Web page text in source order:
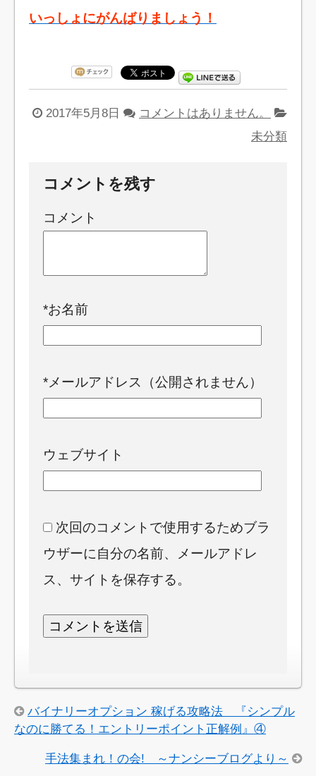
いっしょにがんばりましょう！
2017年5月8日
コメントはありません。
未分類
コメントを残す
コメント
*お名前
*メールアドレス（公開されません）
ウェブサイト
次回のコメントで使用するためブラ
ウザーに自分の名前、メールアドレ
ス、サイトを保存する。
バイナリーオプション 稼げる攻略法 『シンプル
なのに勝てる！エントリーポイント正解例』④
手法集まれ！の会! ～ナンシーブログより～